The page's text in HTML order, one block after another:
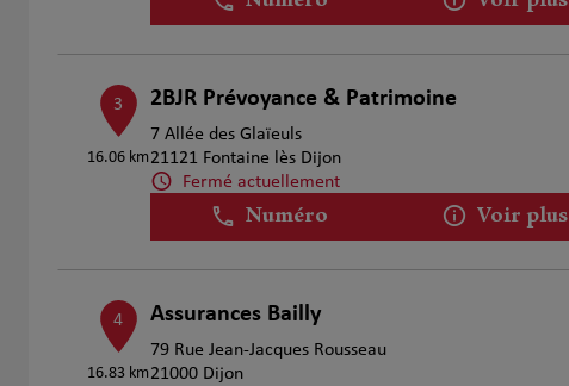
3
16.06 km
2BJR Prévoyance & Patrimoine
7 Allée des Glaïeuls
21121 Fontaine lès Dijon
Fermé actuellement
Numéro Voir plus
4
16.83 km
Assurances Bailly
79 Rue Jean-Jacques Rousseau
21000 Dijon